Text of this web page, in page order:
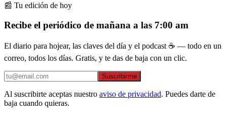
📰 Tu edición de hoy
Recibe el periódico de mañana a las 7:00 am
El diario para hojear, las claves del día y el podcast ☕ — todo en un
correo, todos los días. Gratis, y te das de baja con un clic.
Suscribirme
Al suscribirte aceptas nuestro aviso de privacidad. Puedes darte de
baja cuando quieras.